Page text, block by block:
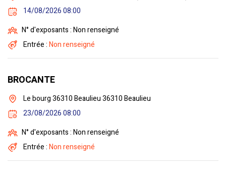
14/08/2026 08:00
N° d'exposants : Non renseigné
Entrée :Non renseigné
BROCANTE
Le bourg 36310 Beaulieu 36310 Beaulieu
23/08/2026 08:00
N° d'exposants : Non renseigné
Entrée :Non renseigné